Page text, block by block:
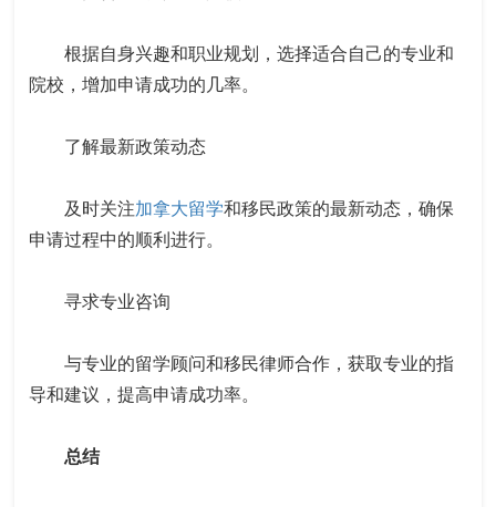
根据自身兴趣和职业规划，选择适合自己的专业和
院校，增加申请成功的几率。
了解最新政策动态
及时关注加拿大留学和移民政策的最新动态，确保
申请过程中的顺利进行。
寻求专业咨询
与专业的留学顾问和移民律师合作，获取专业的指
导和建议，提高申请成功率。
总结